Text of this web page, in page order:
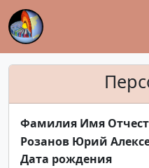
Фамилия Имя
Розанов Юрий
Дата рождения